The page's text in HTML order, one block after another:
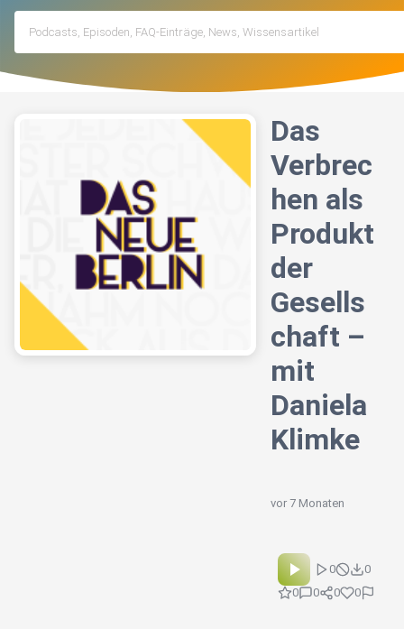
Das
Verbrec
hen als
Produkt
der
Gesells
chaft –
mit
Daniela
Klimke
vor 7 Monaten
0
0
0
0 0 0